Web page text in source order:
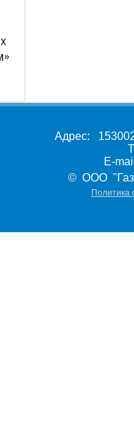
Адрес:
E-
© ООО
Политика